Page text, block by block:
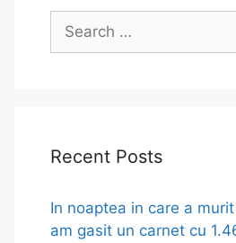
Search
for:
Recent Posts
In noaptea in care a
am gasit un carnet cu